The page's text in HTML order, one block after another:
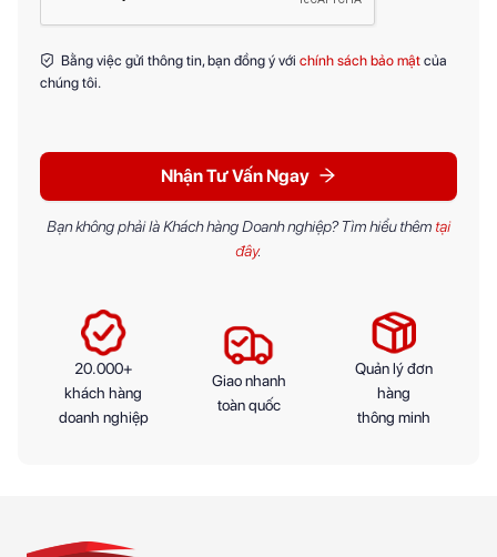
Bằng việc gửi thông tin, bạn đồng ý với chính sách bảo mật của
chúng tôi.
Nhận Tư Vấn Ngay
Bạn không phải là Khách hàng Doanh nghiệp? Tìm hiểu thêm tại
đây.
20.000+
khách hàng
doanh nghiệp
Giao nhanh
toàn quốc
Quản lý đơn
hàng
thông minh